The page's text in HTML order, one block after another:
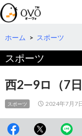
検
索
コ
テ
へ
移
動
ホーム > スポーツ
スポーツ
西2―9ロ（7
スポーツ 2024年7月7